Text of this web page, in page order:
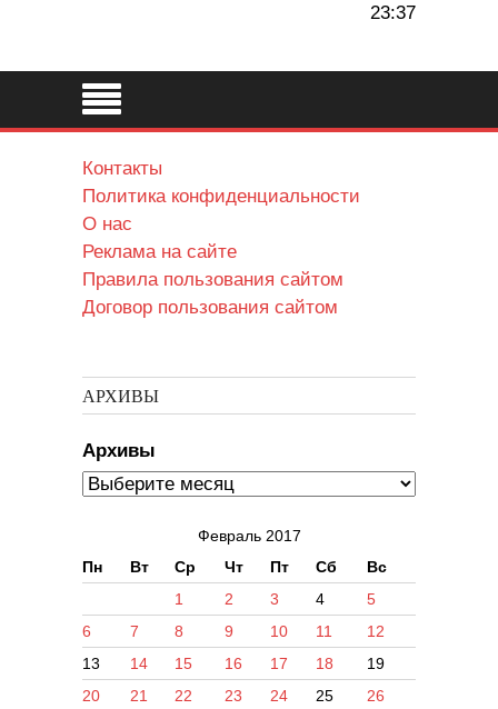
23:37
Контакты
Политика конфиденциальности
О нас
Реклама на сайте
Правила пользования сайтом
Договор пользования сайтом
АРХИВЫ
Архивы
Февраль 2017
Пн
Вт Ср Чт Пт Сб Вс
1 2 3 4
5
6
7 8 9 10 11
12
13
14 15 16 17 18
19
20
21 22 23 24 25
26